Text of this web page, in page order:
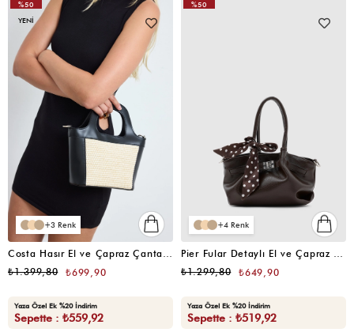
3
Costa Hasır El ve Çapraz Çanta Siyah
₺699,90
₺1.399,80
Yaza Özel Ek %20 İndirim
Sepette : ₺559,92
%50
YENI
4
Pier Fular Detaylı El ve Çapraz Çanta Acı Kahve
₺649,90
₺1.299,80
Yaza Özel Ek %20 İndirim
Sepette : ₺519,92
%50